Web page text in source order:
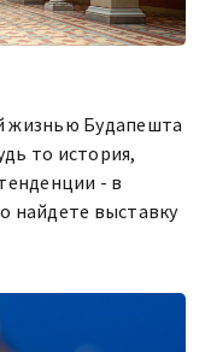
жизнью Будапешта
то история,
- в
найдете выставку